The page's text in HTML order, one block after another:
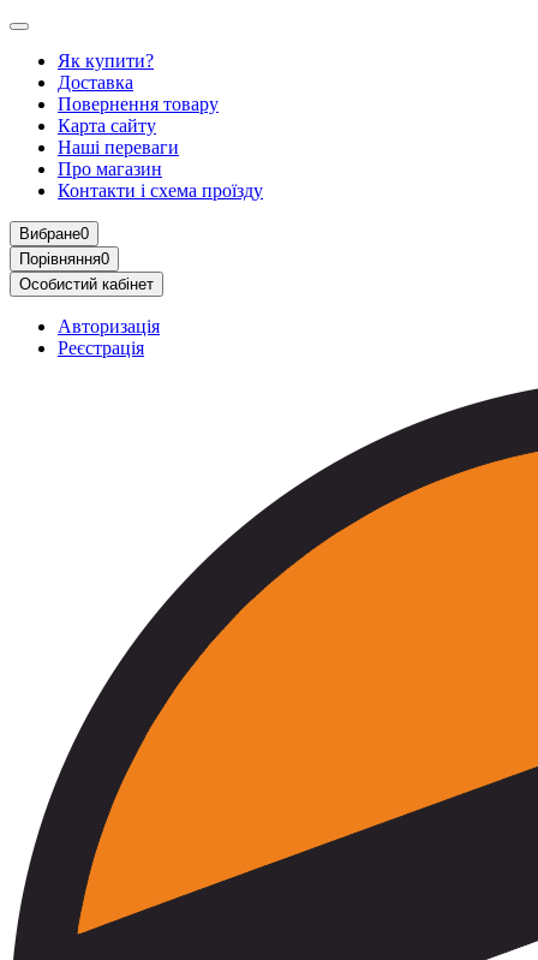
Як купити?
Доставка
Повернення товару
Карта сайту
Наші переваги
Про магазин
Контакти і схема проїзду
Вибране0
Порівняння0
Особистий кабінет
Авторизація
Реєстрація